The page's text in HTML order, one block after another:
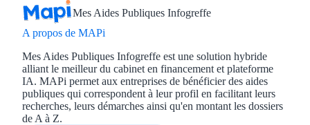
Mes Aides Publiques Infogreffe
A propos de MAPi
Mes Aides Publiques Infogreffe est une solution hybride
alliant le meilleur du cabinet en financement et plateforme
IA. MAPi permet aux entreprises de bénéficier des aides
publiques qui correspondent à leur profil en facilitant leurs
recherches, leurs démarches ainsi qu'en montant les dossiers
de A à Z.